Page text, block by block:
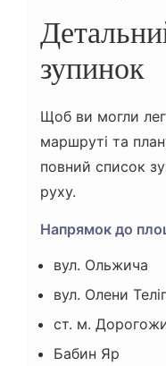
зупинок
Щоб ви могли
маршруті та
повний список
руху.
Напрямок до
вул. Ольжича
вул. Олени
ст. м.
Бабин Яр